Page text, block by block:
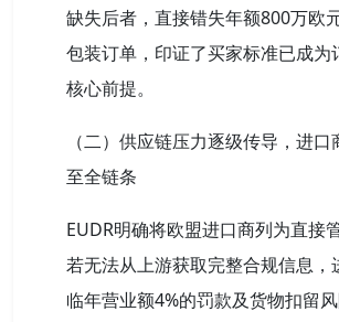
缺失后者，直接错失年额800万欧
包装订单，印证了买家标准已成为
核心前提。
（二）供应链压力逐级传导，进
至全链条
EUDR明确将欧盟进口商列为直接
若无法从上游获取完整合规信息，
临年营业额4%的罚款及货物扣留